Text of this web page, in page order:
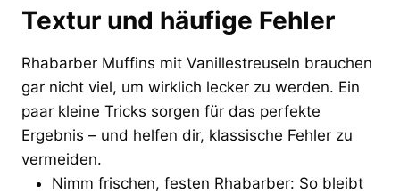
Textur und häufige Fehler
Rhabarber Muffins mit Vanillestreuseln brauchen
gar nicht viel, um wirklich lecker zu werden. Ein
paar kleine Tricks sorgen für das perfekte
Ergebnis – und helfen dir, klassische Fehler zu
vermeiden.
Nimm frischen, festen Rhabarber: So bleibt